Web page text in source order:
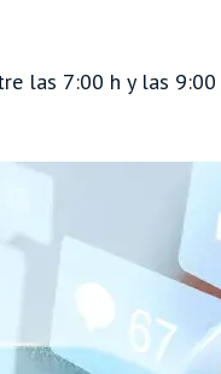
las 7:00 h y las